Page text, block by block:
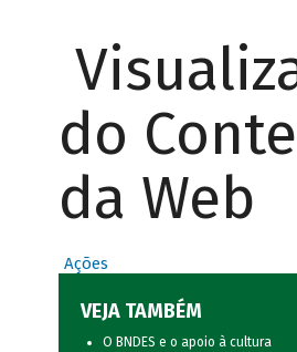
do
da Web
Ações
VEJA TAMBÉM
O BNDES e o apoio à cultura